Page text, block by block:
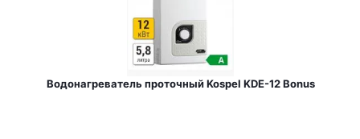
Водонагреватель проточный Kospel KDE-12 Bonus